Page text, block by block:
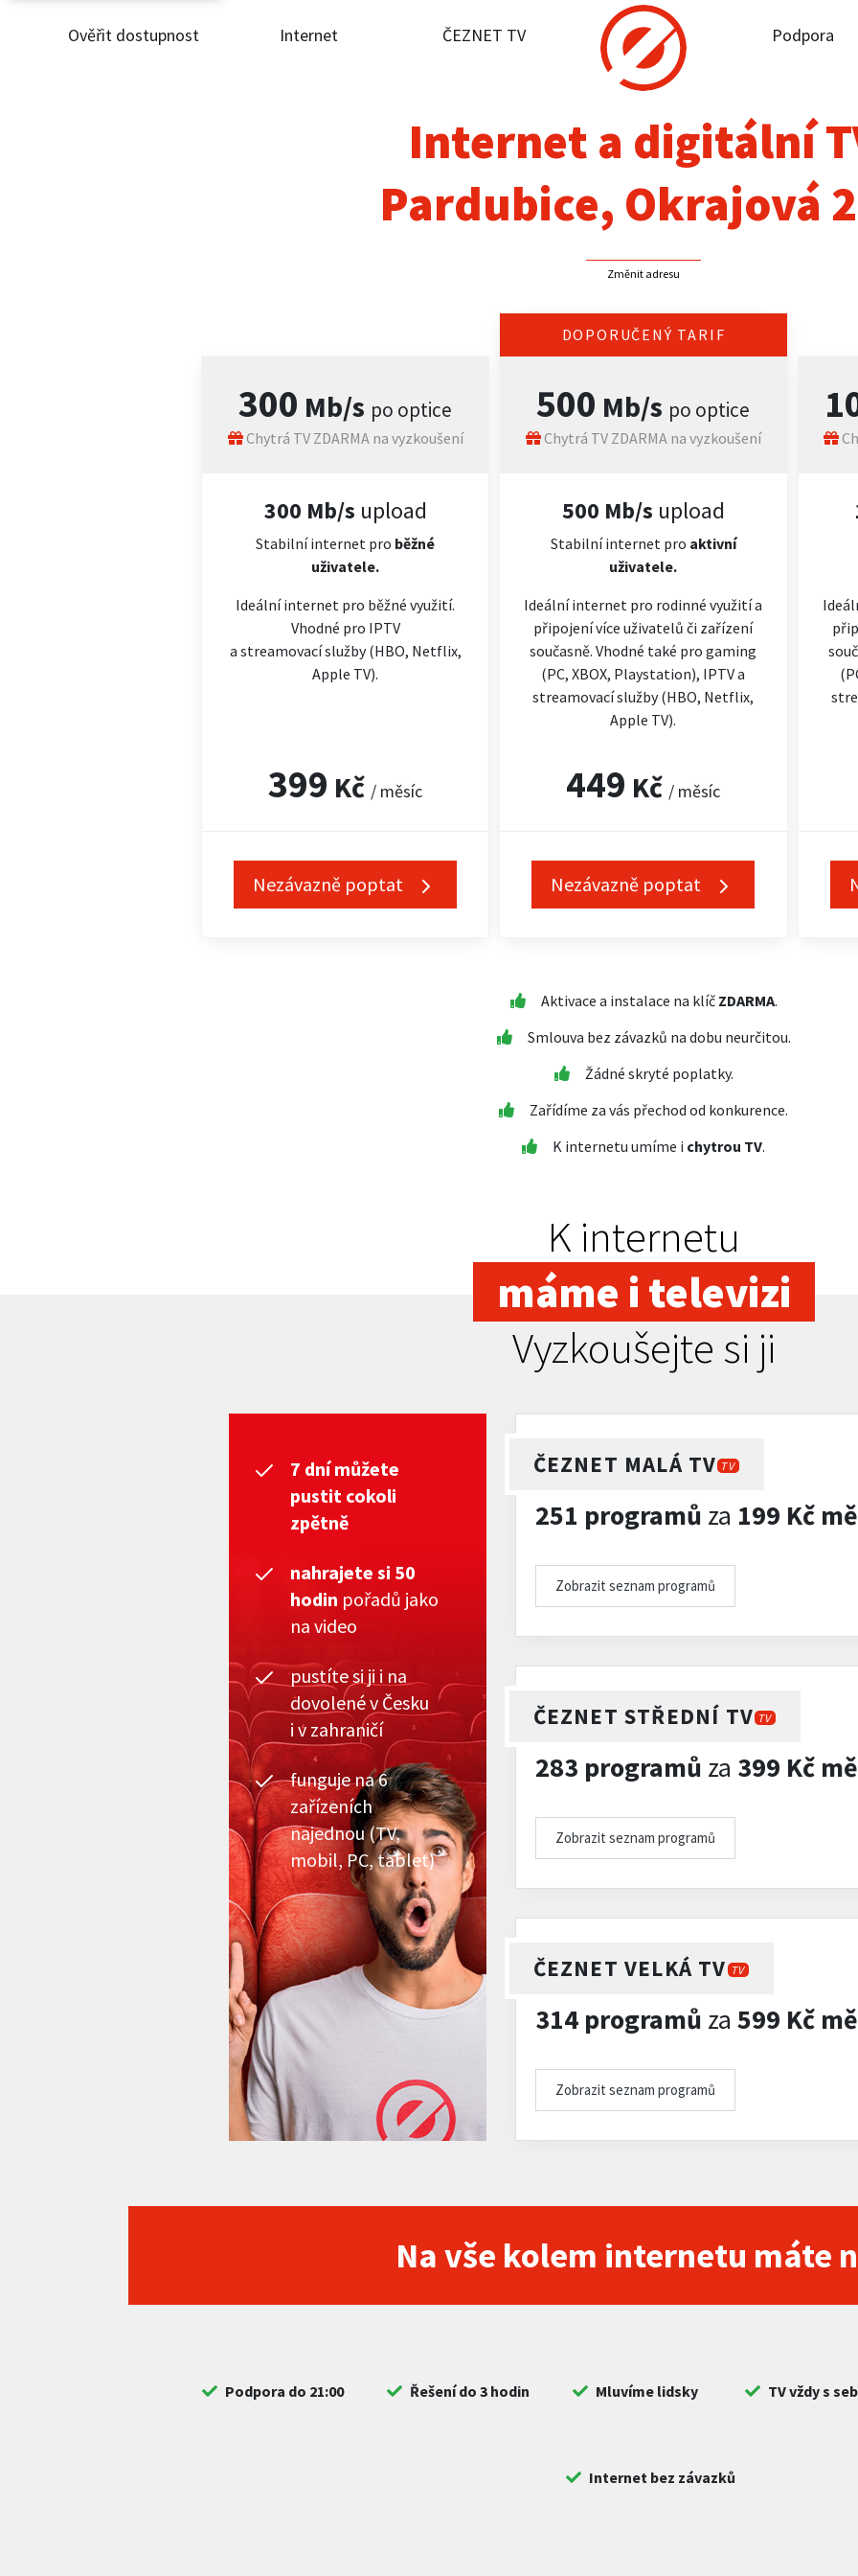
Ověřit dostupnost Internet ČEZNET TV Podpora
Internet
Podpora
Internet a digitální
Pardubice, Okrajová
Změnit adresu
300 Mb/s po optice
Chytrá TV ZDARMA na vyzkoušení
300 Mb/s upload
Stabilní internet pro běžné
uživatele.
Ideální internet pro běžné využití.
Vhodné pro IPTV
a streamovací služby (HBO, Netflix,
Apple TV).
399 Kč / měsíc
Nezávazně poptat
DOPORUČENÝ TARIF
500 Mb/s po optice
Chytrá TV ZDARMA na vyzkoušení
500 Mb/s upload
Stabilní internet pro aktivní
uživatele.
Ideální internet pro rodinné využití a
připojení více uživatelů či zařízení
současně. Vhodné také pro gaming
(PC, XBOX, Playstation), IPTV a
streamovací služby (HBO, Netflix,
Apple TV).
449 Kč / měsíc
Nezávazně poptat
Aktivace a instalace na klíč ZDARMA.
Smlouva bez závazků na dobu neurčitou.
Žádné skryté poplatky.
Zařídíme za vás přechod od konkurence.
K internetu umíme i chytrou TV.
K internetu
máme i televizi
Vyzkoušejte si ji
7 dní můžete
pustit cokoli
zpětně
nahrajete si 50
hodin pořadů jako
na video
pustíte si ji i na
dovolené v Česku
i v zahraničí
funguje na 6
zařízeních
najednou (TV,
mobil, PC, tablet)
ČEZNET MALÁ TV TV
251 programů za 199 Kč
Zobrazit seznam programů
ČEZNET STŘEDNÍ TV TV
283 programů za 399 Kč
Zobrazit seznam programů
ČEZNET VELKÁ TV TV
314 programů za 599 Kč
Zobrazit seznam programů
Na vše kolem internetu máte
Podpora do 21:00 Řešení do 3 hodin Mluvíme lidsky TV vždy s
Internet bez závazků